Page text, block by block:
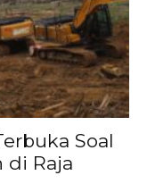
Soal
di Raja